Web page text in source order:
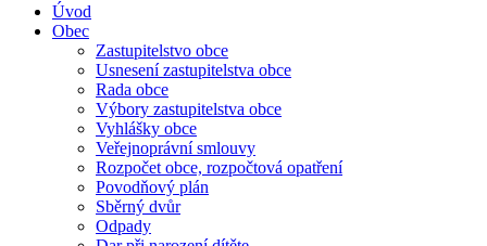
Úvod
Obec
Zastupitelstvo obce
Usnesení zastupitelstva obce
Rada obce
Výbory zastupitelstva obce
Vyhlášky obce
Veřejnoprávní smlouvy
Rozpočet obce, rozpočtová opatření
Povodňový plán
Sběrný dvůr
Odpady